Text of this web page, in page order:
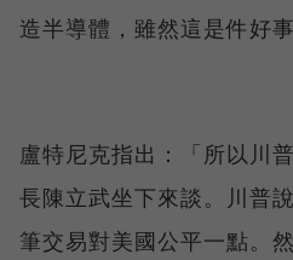
造半導體，雖然這是件好事
盧特尼克指出：「所以川
長陳立武坐下來談。川普
筆交易對美國公平一點。